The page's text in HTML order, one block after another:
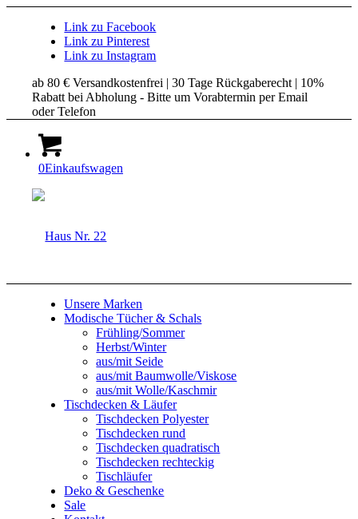
Link zu Facebook
Link zu Pinterest
Link zu Instagram
ab 80 € Versandkostenfrei | 30 Tage Rückgaberecht | 10%
Rabatt bei Abholung - Bitte um Vorabtermin per Email
oder Telefon
0Einkaufswagen
Unsere Marken
Modische Tücher & Schals
Frühling/Sommer
Herbst/Winter
aus/mit Seide
aus/mit Baumwolle/Viskose
aus/mit Wolle/Kaschmir
Tischdecken & Läufer
Tischdecken Polyester
Tischdecken rund
Tischdecken quadratisch
Tischdecken rechteckig
Tischläufer
Deko & Geschenke
Sale